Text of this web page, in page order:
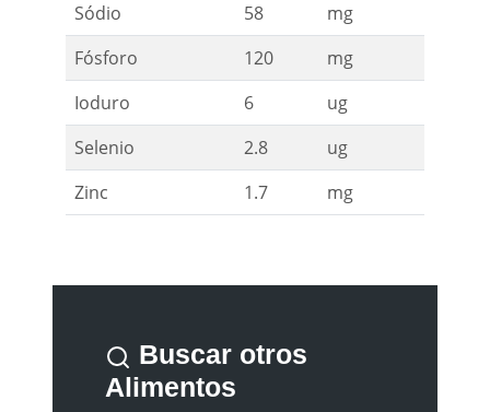
Sódio
58
mg
Fósforo
120
mg
Ioduro
6
ug
Selenio
2.8
ug
Zinc
1.7 mg
Buscar otros
Alimentos